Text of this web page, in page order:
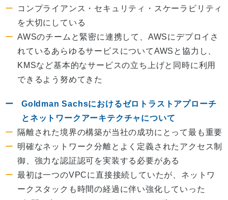
コンプライアンス・セキュリティ・スケーラビリティ
を大切にしている
AWSのチームと緊密に連携して、AWSにデプロイさ
れているあらゆるサービスについてAWSと協力し、
KMSなど基本的なサービスの立ち上げと同時に利用
できるよう努めてきた
Goldman Sachsにおけるゼロトラストアプローチ
とネットワークアーキテクチャについて
隔離された境界の構築が当社の成功にとって最も重要
明確なネットワーク分離とよく定義されたアクセス制
御、強力な認証認可を実装する必要がある
最初は一つのVPCに直接接続していたが、ネットワ
ークスタックも時間の経過に伴い強化していった